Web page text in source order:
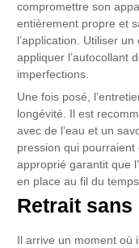
compromettre son
entièrement propre et
l’application. Utiliser
appliquer l’autocollant
imperfections.
Une fois posé,
longévité. Il est
avec de l’eau et un
pression qui pourraient
approprié garantit que
en place au fil du
Retrait sans
Il arrive un moment